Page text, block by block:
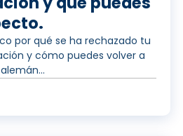
v
í
o
d
por qué se ha rechazado tu
y cómo puedes volver a